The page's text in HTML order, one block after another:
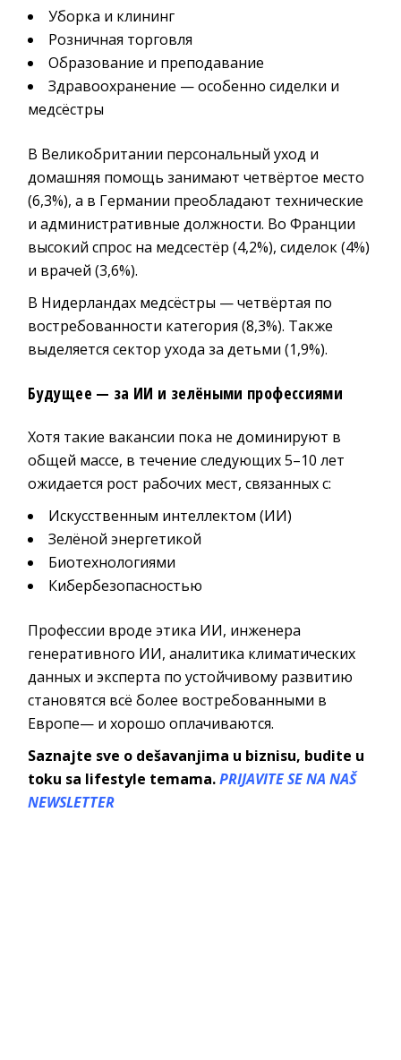
Уборка и клининг
Розничная торговля
Образование и преподавание
Здравоохранение — особенно сиделки и
медсёстры
В Великобритании персональный уход и
домашняя помощь занимают четвёртое место
(6,3%), а в Германии преобладают технические
и административные должности. Во Франции
высокий спрос на медсестёр (4,2%), сиделок (4%)
и врачей (3,6%).
В Нидерландах медсёстры — четвёртая по
востребованности категория (8,3%). Также
выделяется сектор ухода за детьми (1,9%).
Будущее — за ИИ и зелёными профессиями
Хотя такие вакансии пока не доминируют в
общей массе, в течение следующих 5–10 лет
ожидается рост рабочих мест, связанных с:
Искусственным интеллектом (ИИ)
Зелёной энергетикой
Биотехнологиями
Кибербезопасностью
Профессии вроде этика ИИ, инженера
генеративного ИИ, аналитика климатических
данных и эксперта по устойчивому развитию
становятся всё более востребованными в
Европе— и хорошо оплачиваются.
Saznajte sve o dešavanjima u biznisu, budite u
toku sa lifestyle temama.PRIJAVITE SE NA NAŠ
NEWSLETTER